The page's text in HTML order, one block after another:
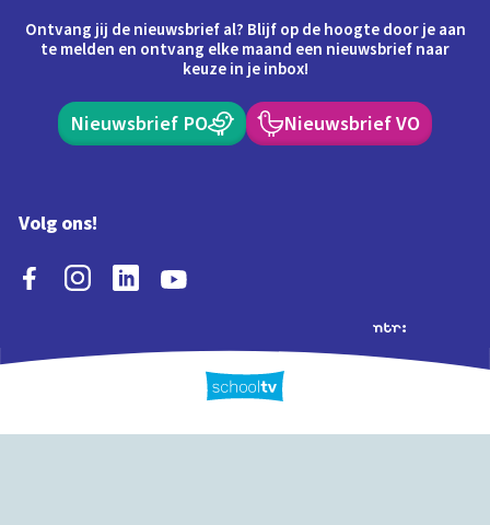
Ontvang jij de nieuwsbrief al? Blijf op de hoogte door je aan
te melden en ontvang elke maand een nieuwsbrief naar
keuze in je inbox!
Nieuwsbrief PO Nieuwsbrief VO
Volg ons!